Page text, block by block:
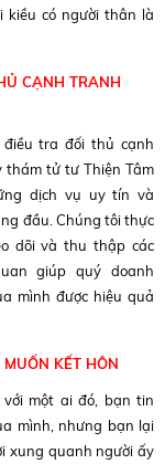
kiều có người thân là
CẠNH TRANH
tra đối thủ cạnh
thám tử tư Thiện Tâm
dịch vụ uy tín và
đầu. Chúng tôi thực
dõi và thu thập các
giúp quý doanh
mình được hiệu quả
KẾT HÔN
một ai đó, bạn tin
mình, nhưng bạn lại
xung quanh người ấy